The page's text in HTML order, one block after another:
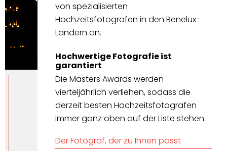
von spezialisierten
Hochzeitsfotografen in den Benelux-
Ländern an.
Hochwertige Fotografie ist
garantiert
Die Masters Awards werden
vierteljährlich verliehen, sodass die
derzeit besten Hochzeitsfotografen
immer ganz oben auf der Liste stehen.
Der Fotograf, der zu Ihnen passt